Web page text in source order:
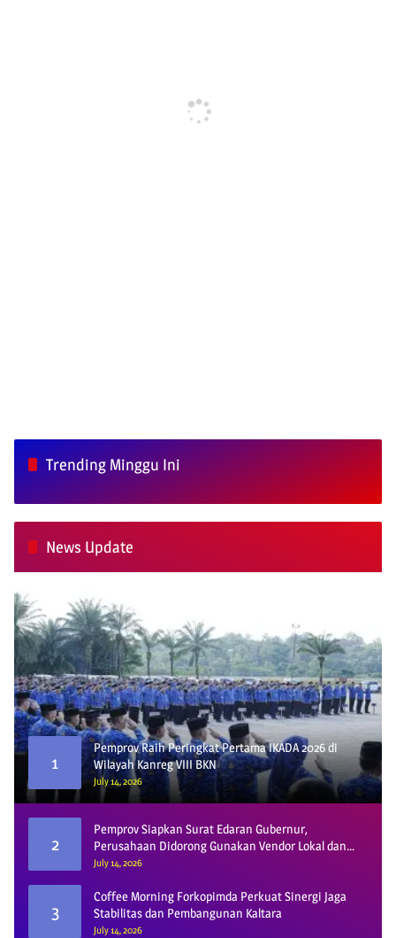
Trending Minggu Ini
News Update
1
Pemprov Raih Peringkat Pertama IKADA 2026 di
Wilayah Kanreg VIII BKN
July 14, 2026
2
Pemprov Siapkan Surat Edaran Gubernur,
Perusahaan Didorong Gunakan Vendor Lokal dan
Pelat KU
July 14, 2026
3
Coffee Morning Forkopimda Perkuat Sinergi Jaga
Stabilitas dan Pembangunan Kaltara
July 14, 2026